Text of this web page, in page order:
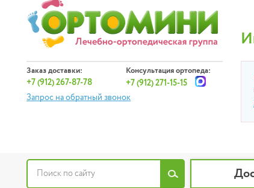
Заказ доставки:
+7 (912) 267-87-78
Консультация ортопеда:
+7 (912) 271-15-15
Запрос на обратный звонок